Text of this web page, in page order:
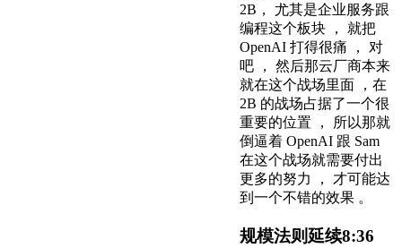
2B， 尤其是企业服务跟
编程这个板块 ， 就把
OpenAI 打得很痛 ， 对
吧 ， 然后那云厂商本来
就在这个战场里面 ，在
2B 的战场占据了一个很
重要的位置 ， 所以那就
倒逼着 OpenAI 跟 Sam
在这个战场就需要付出
更多的努力 ， 才可能达
到一个不错的效果 。
规模法则延续8:36